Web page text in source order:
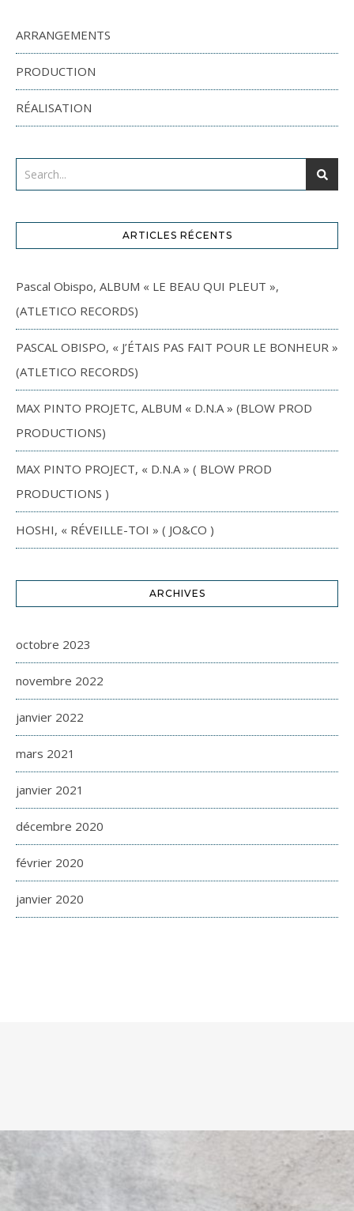
ARRANGEMENTS
PRODUCTION
RÉALISATION
ARTICLES RÉCENTS
Pascal Obispo, ALBUM « LE BEAU QUI PLEUT »,
(ATLETICO RECORDS)
PASCAL OBISPO, « J’ÉTAIS PAS FAIT POUR LE BONHEUR »
(ATLETICO RECORDS)
MAX PINTO PROJETC, ALBUM « D.N.A » (BLOW PROD
PRODUCTIONS)
MAX PINTO PROJECT, « D.N.A » ( BLOW PROD
PRODUCTIONS )
HOSHI, « RÉVEILLE-TOI » ( JO&CO )
ARCHIVES
octobre 2023
novembre 2022
janvier 2022
mars 2021
janvier 2021
décembre 2020
février 2020
janvier 2020